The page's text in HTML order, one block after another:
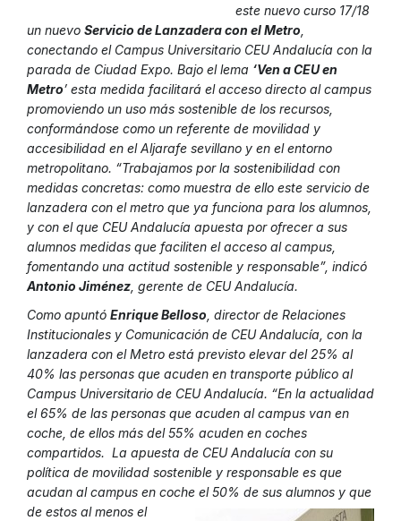
este nuevo curso 17/18
un nuevo Servicio de Lanzadera con el Metro
conectando el Campus Universitario CEU Andalucía con la
parada de Ciudad Expo. Bajo el lema ‘Ven a CEU en
Metro’ esta medida facilitará el acceso directo al campus
promoviendo un uso más sostenible de los recursos,
conformándose como un referente de movilidad y
accesibilidad en el Aljarafe sevillano y en el entorno
metropolitano. “Trabajamos por la sostenibilidad con
medidas concretas: como muestra de ello este servicio de
lanzadera con el metro que ya funciona para los alumnos,
y con el que CEU Andalucía apuesta por ofrecer a sus
alumnos medidas que faciliten el acceso al campus,
fomentando una actitud sostenible y responsable”, indicó
Antonio Jiménez , gerente de CEU Andalucía.
Como apuntó Enrique Belloso , director de Relaciones
Institucionales y Comunicación de CEU Andalucía, con la
lanzadera con el Metro está previsto elevar del 25% al
40% las personas que acuden en transporte público al
Campus Universitario de CEU Andalucía. “En la actualidad
el 65% de las personas que acuden al campus van en
coche, de ellos más del 55% acuden en coches
compartidos. La apuesta de CEU Andalucía con su
política de movilidad sostenible y responsable es que
acudan al campus en coche el 50% de sus alumnos y que
de estos al menos el